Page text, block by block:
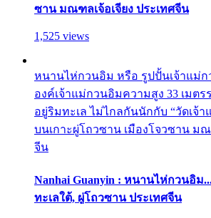
ซาน มณฑลเจ้อเจียง ประเทศจีน
1,525 views
หนานไห่กวนอิม หรือ รูปปั้นเจ้าแม่ก
องค์เจ้าแม่กวนอิมความสูง 33 เมต
อยู่ริมทะเล ไม่ไกลกันนักกับ “วัดเจ้
บนเกาะผู่โถวซาน เมืองโจวซาน มณ
จีน
Nanhai Guanyin : หนานไห่กวนอิม
ทะเลใต้, ผู่โถวซาน ประเทศจีน